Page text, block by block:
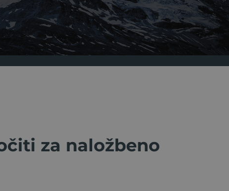
za naložbeno